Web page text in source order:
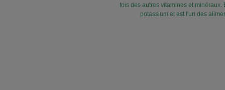
fois des autres vitamines et minéraux.
potassium et est l'un des